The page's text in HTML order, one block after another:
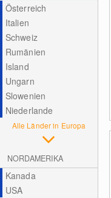
Österreich
Italien
Schweiz
Rumänien
Island
Ungarn
Slowenien
Niederlande
Alle Länder in Europa
NORDAMERIKA
Kanada
USA